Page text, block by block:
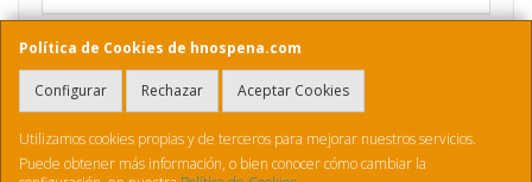
Política de Cookies de hnospena.com
Configurar Rechazar Aceptar Cookies
Utilizamos cookies propias y de terceros para mejorar nuestros servicios.
Puede obtener más información, o bien conocer cómo cambiar la
Horario
9:00 a 14:00 y de 16:00 A 20:00